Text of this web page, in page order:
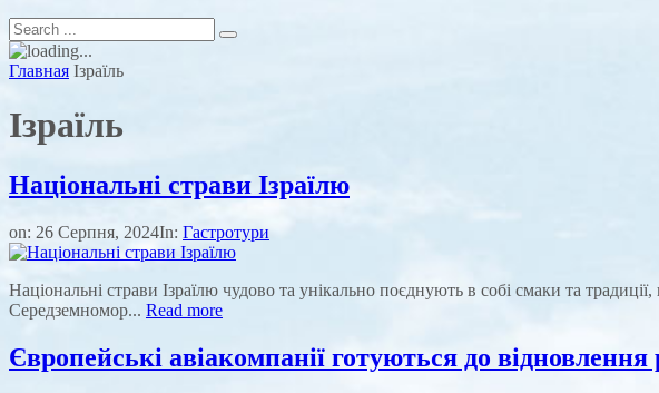
Главная Ізраїль
Ізраїль
Національні страви Ізраїлю
on: 26 Серпня, 2024In: Гастротури
Національні страви Ізраїлю чудово та унікально поєднують в собі смаки та
Середземномор... Read more
Європейські авіакомпанії готуються до відновлення